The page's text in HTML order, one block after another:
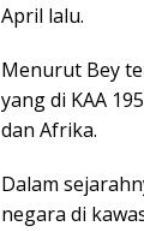
April lalu.
Menurut Bey
yang di KAA
dan Afrika.
Dalam
negara di